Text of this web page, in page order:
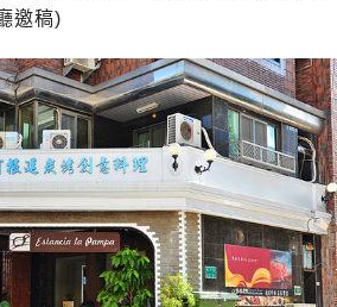
邀稿)